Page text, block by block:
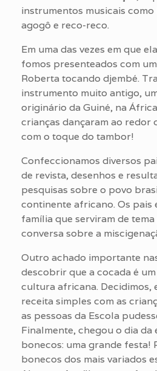
instrumentos musicais
agogô e reco-reco.
Em uma das vezes em que
fomos presenteados com
Roberta tocando djembé.
instrumento muito antigo,
originário da Guiné, na
crianças dançaram ao redor
com o toque do tambor!
Confeccionamos diversos
de revista, desenhos e
pesquisas sobre o povo
continente africano. Os pais
família que serviram de
conversa sobre a
Outro achado importante
descobrir que a cocada é
cultura africana. Decidimos,
receita simples com as
as pessoas da Escola
Finalmente, chegou o dia da
bonecos: uma grande festa!
bonecos dos mais variados